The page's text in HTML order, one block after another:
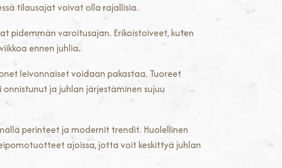
tilausajat voivat olla rajallisia.
pidemmän varoitusajan. Erikoistoiveet, kuten
ennen juhlia.
leivonnaiset voidaan pakastaa. Tuoreet
ja juhlan järjestäminen sujuu
perinteet ja modernit trendit. Huolellinen
ajoissa, jotta voit keskittyä juhlan